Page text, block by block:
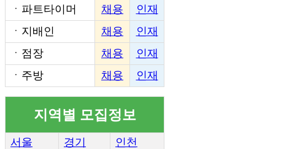
ㆍ 파트타이머 채용
인재
ㆍ 지배인 채용
인재
ㆍ 점장 채용
인재
ㆍ 주방 채용 인재
지역별 모집정보
서울 경기
인천